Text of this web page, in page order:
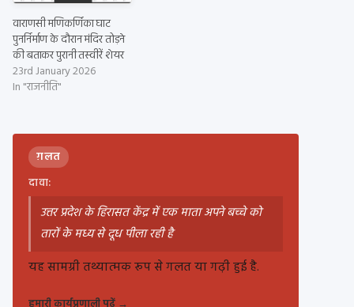
वाराणसी मणिकर्णिका घाट
पुनर्निर्माण के दौरान मंदिर तोड़ने
की बताकर पुरानी तस्वीरें शेयर
23rd January 2026
In "राजनीति"
ग़लत
दावा:
उत्तर प्रदेश के हिरासत केंद्र में एक माता अपने बच्चे को
तारों के मध्य से दूध पीला रही है
यह सामग्री तथ्यात्मक रूप से गलत या गढ़ी हुई है.